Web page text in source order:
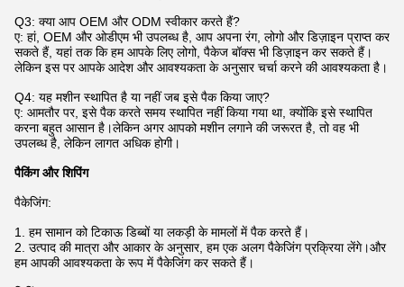
Q3: क्या आप OEM और ODM स्वीकार करते हैं?
ए: हां, OEM और ओडीएम भी उपलब्ध है, आप अपना रंग, लोगो और डिज़ाइन प्राप्त कर
सकते हैं, यहां तक ​​कि हम आपके लिए लोगो, पैकेज बॉक्स भी डिज़ाइन कर सकते हैं।
लेकिन इस पर आपके आदेश और आवश्यकता के अनुसार चर्चा करने की आवश्यकता है।
Q4: यह मशीन स्थापित है या नहीं जब इसे पैक किया जाए?
ए: आमतौर पर, इसे पैक करते समय स्थापित नहीं किया गया था, क्योंकि इसे स्थापित
करना बहुत आसान है।लेकिन अगर आपको मशीन लगाने की जरूरत है, तो वह भी
उपलब्ध है, लेकिन लागत अधिक होगी।
पैकिंग और शिपिंग
पैकेजिंग:
1. हम सामान को टिकाऊ डिब्बों या लकड़ी के मामलों में पैक करते हैं।
2. उत्पाद की मात्रा और आकार के अनुसार, हम एक अलग पैकेजिंग प्रक्रिया लेंगे।और
हम आपकी आवश्यकता के रूप में पैकेजिंग कर सकते हैं।